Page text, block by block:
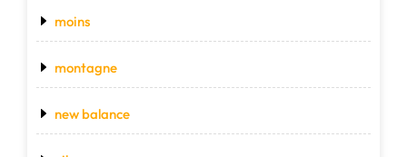
moins
montagne
new balance